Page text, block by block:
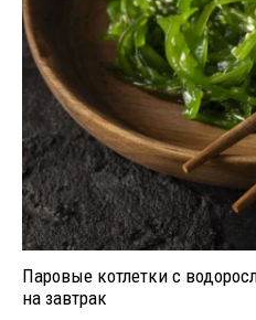
Паровые котлетки с
на завтрак